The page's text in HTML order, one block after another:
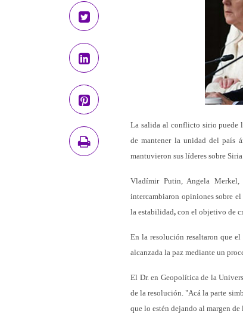
La salida al conflicto sirio puede
de mantener la unidad del país
mantuvieron sus líderes sobre
Vladímir Putin, Angela
intercambiaron opiniones sobre
la estabilidad, con el objetivo de
En la resolución resaltaron que
alcanzada la paz mediante un
El Dr. en Geopolítica de la
de la resolución. "Acá la parte
que lo estén dejando al margen